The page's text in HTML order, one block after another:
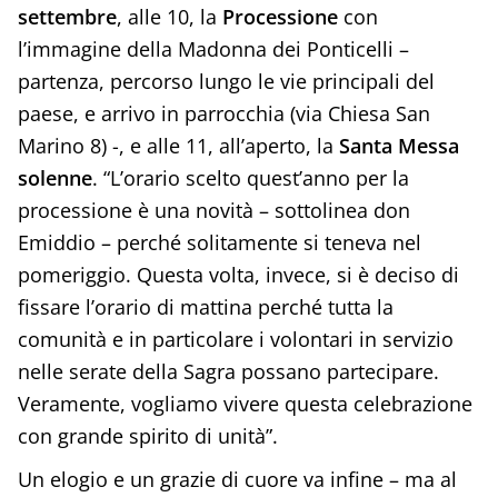
settembre, alle 10, la Processionecon
l’immagine della Madonna dei Ponticelli –
partenza, percorso lungo le vie principali del
paese, e arrivo in parrocchia (via Chiesa San
Marino 8) -, e alle 11, all’aperto, la Santa Messa
solenne. “L’orario scelto quest’anno per la
processione è una novità – sottolinea don
Emiddio – perché solitamente si teneva nel
pomeriggio. Questa volta, invece, si è deciso di
fissare l’orario di mattina perché tutta la
comunità e in particolare i volontari in servizio
nelle serate della Sagra possano partecipare.
Veramente, vogliamo vivere questa celebrazione
con grande spirito di unità”.
Un elogio e un grazie di cuore va infine – ma al